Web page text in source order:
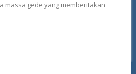
massa gede yang memberitakan